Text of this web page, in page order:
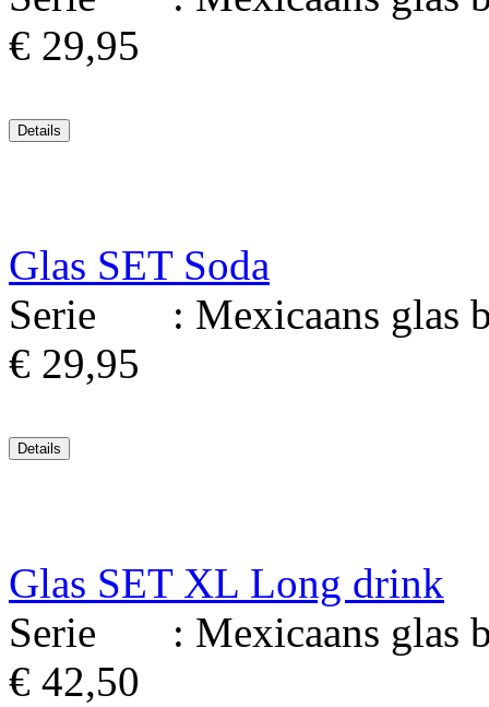
€ 29,95
Glas SET Soda
Serie : Mexicaans glas
€ 29,95
Glas SET XL Long drink
Serie : Mexicaans glas
€ 42,50